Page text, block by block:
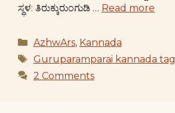
ಸ್ಥಳ: ತಿರುಕ್ಕುರುಂಗುಡಿ … Read more
Categories
AzhwArs, Kannada
Tags
Guruparamparai kannada tag
2 Comments